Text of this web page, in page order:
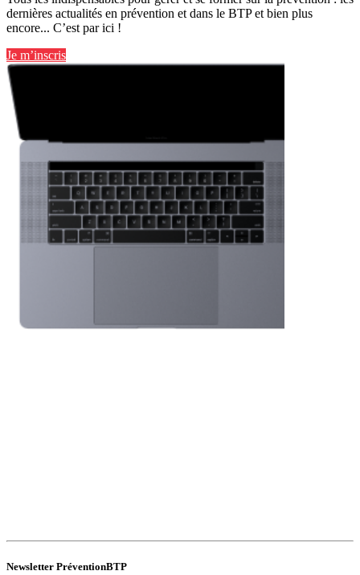
dernières actualités en prévention et dans le BTP et bien plus
encore... C’est par ici !
Je m’inscris
Newsletter PréventionBTP